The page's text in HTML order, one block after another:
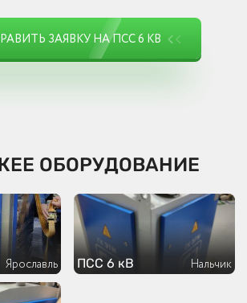
ЗАЯВКУ НА ПСС 6 КВ
ОБОРУДОВАНИЕ
Ярославль ПСС 6 кВ Нальчик